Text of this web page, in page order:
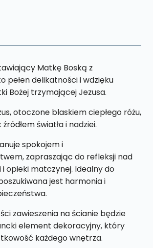
Matkę Boską z
pełen delikatności i wdzięku
Bożej trzymającej Jezusa.
otoczone blaskiem ciepłego różu,
światła i nadziei.
spokojem i
zapraszając do refleksji nad
i opieki matczynej. Idealny do
jest harmonia i
zawieszenia na ścianie będzie
element dekoracyjny, który
każdego wnętrza.